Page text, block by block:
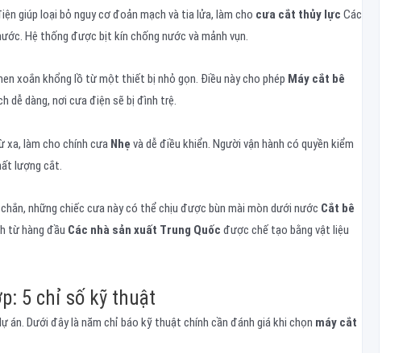
giúp loại bỏ nguy cơ đoản mạch và tia lửa, làm cho cưa cắt thủy lực Các
Hệ thống được bịt kín chống nước và mảnh vụn.
xoắn khổng lồ từ một thiết bị nhỏ gọn. Điều này cho phép Máy cắt bê
dễ dàng, nơi cưa điện sẽ bị đình trệ.
làm cho chính cưa Nhẹ và dễ điều khiển. Người vận hành có quyền kiểm
lượng cắt.
những chiếc cưa này có thể chịu được bùn mài mòn dưới nước Cắt bê
từ hàng đầu Các nhà sản xuất Trung Quốc được chế tạo bằng vật liệu
5 chỉ số kỹ thuật
Dưới đây là năm chỉ báo kỹ thuật chính cần đánh giá khi chọn máy cắt